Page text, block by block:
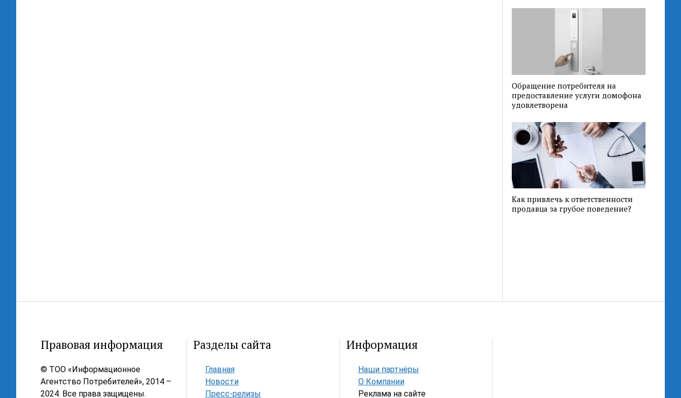
Обращение потребителя на
предоставление услуги домофона
удовлетворена
Как привлечь к ответственности
продавца за грубое поведение?
Правовая информация
© ТОО «Информационное
Агентство Потребителей», 2014 –
2024. Все права защищены.
Разделы сайта
Главная
Новости
Пресс-релизы
Информация
Наши партнёры
О Компании
Реклама на сайте